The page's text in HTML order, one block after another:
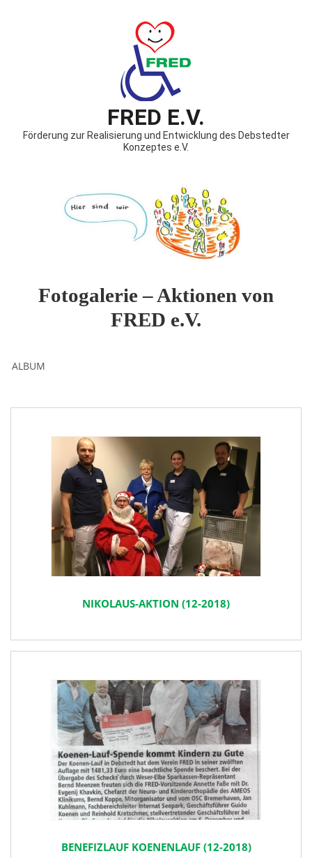
FRED E.V.
Förderung zur Realisierung und Entwicklung des Debstedter
Konzeptes e.V.
Fotogalerie – Aktionen von
FRED e.V.
ALBUM
NIKOLAUS-AKTION (12-2018)
BENEFIZLAUF KOENENLAUF (12-2018)